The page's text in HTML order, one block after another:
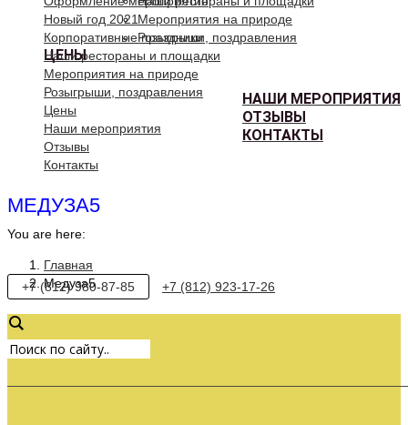
Мероприятия на природе
Розыгрыши, поздравления
ЦЕНЫ
НАШИ МЕРОПРИЯТИЯ
ОТЗЫВЫ
КОНТАКТЫ
Новый год 2021
Корпоративные праздники
Наши рестораны и площадки
Мероприятия на природе
Розыгрыши, поздравления
Цены
Наши мероприятия
Отзывы
Контакты
МЕДУЗА5
You are here:
Главная
Медуза5
+7 (812) 980-87-85 +7 (812) 923-17-26